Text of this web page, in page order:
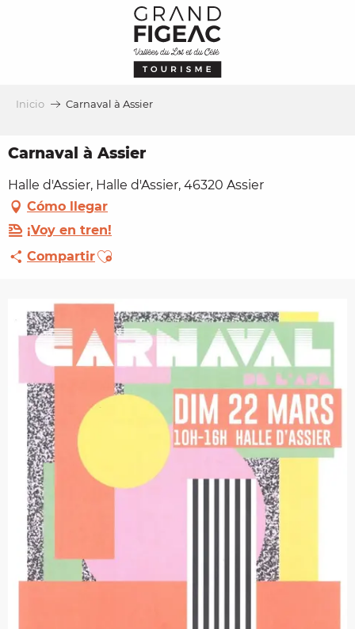
Inicio Carnaval à Assier
Carnaval à Assier
Halle d'Assier, Halle d'Assier, 46320 Assier
Cómo llegar
¡Voy en tren!
CompartirAjouter aux favoris